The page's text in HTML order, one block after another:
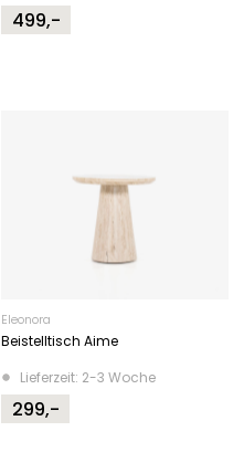
499,-
Eleonora
Beistelltisch Aime
Lieferzeit: 2-3 Woche
299,-